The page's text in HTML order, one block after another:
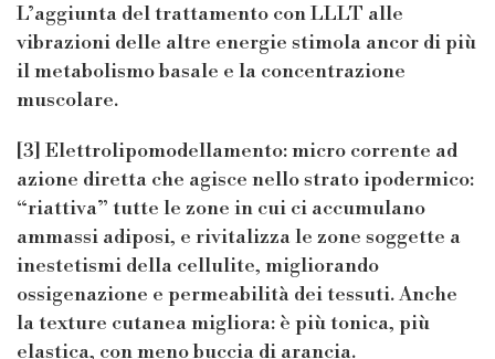
L’aggiunta del trattamento con LLLT alle
vibrazioni delle altre energie stimola ancor di più
il metabolismo basale e la concentrazione
muscolare.
[3] Elettrolipomodellamento: micro corrente ad
azione diretta che agisce nello strato ipodermico:
“riattiva” tutte le zone in cui ci accumulano
ammassi adiposi, e rivitalizza le zone soggette a
inestetismi della cellulite, migliorando
ossigenazione e permeabilità dei tessuti. Anche
la texture cutanea migliora: è più tonica, più
elastica, con meno buccia di arancia.